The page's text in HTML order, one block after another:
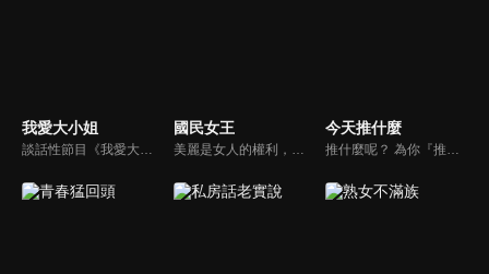
我愛大小姐 國民女王 今天推什麼